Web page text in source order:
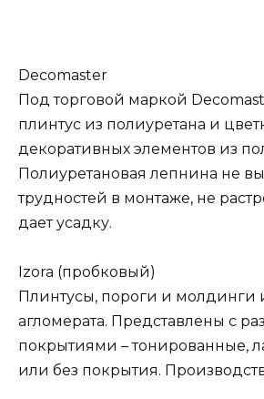
Decomaster
Под торговой маркой
плинтус из полиуретана и
декоративных элементов из
Полиуретановая лепнина не
трудностей в монтаже, не
дает усадку.
Izora (пробковый)
Плинтусы, пороги и молдинги
агломерата. Представлены с
покрытиями – тонированные,
или без покрытия.